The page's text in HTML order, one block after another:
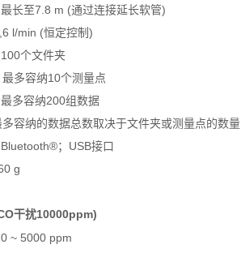
最长至7.8 m (通过连接延长软管)
l/min (恒定控制)
100个文件夹
最多容纳10个测量点
最多容纳200组数据
多容纳的数据总数取决于文件夹或测量点的数量
Bluetooth®； USB接口
g
干扰10000ppm)
0 ~ 5000 ppm